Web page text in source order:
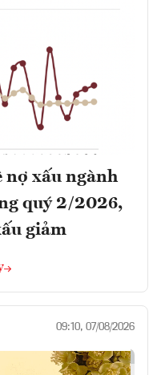
nợ xấu ngành
quý 2/2026,
giảm
09:10, 07/08/2026